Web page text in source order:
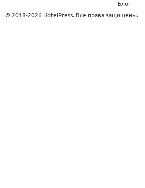
Блог
© 2018-2026 HotelPress. Все права защищены.